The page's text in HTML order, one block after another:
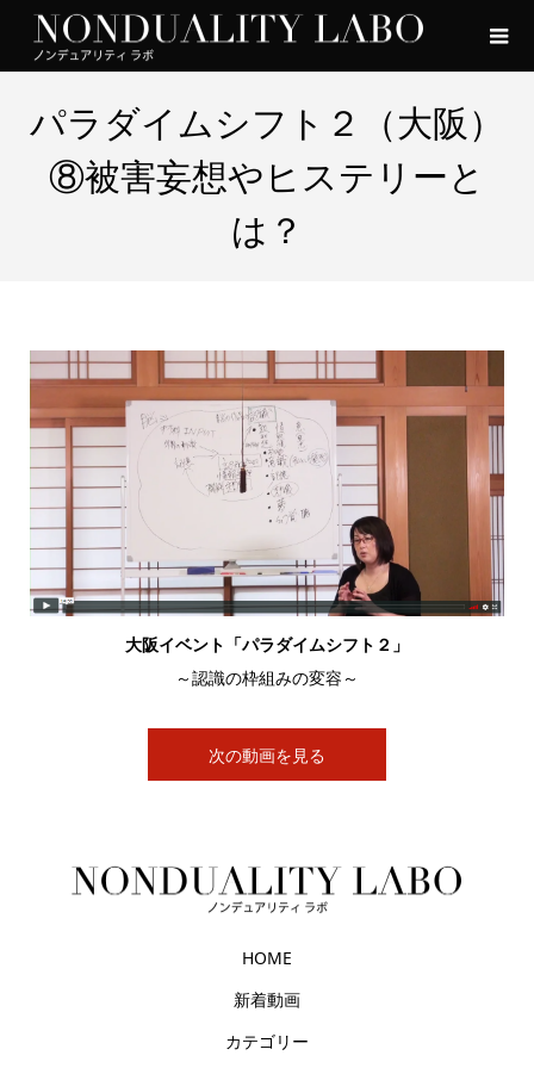
パラダイムシフト２（大阪）
⑧被害妄想やヒステリーと
は？
大阪イベント「パラダイムシフト２」
～認識の枠組みの変容～
次の動画を見る
HOME
新着動画
カテゴリー